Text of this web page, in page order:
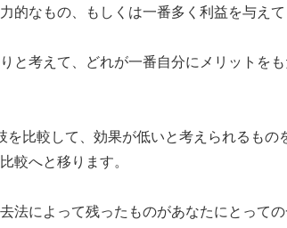
的なもの、もしくは一番多く利益を与えて
と考えて、どれが一番自分にメリットを
を比較して、効果が低いと考えられるもの
較へと移ります。
法によって残ったものがあなたにとって